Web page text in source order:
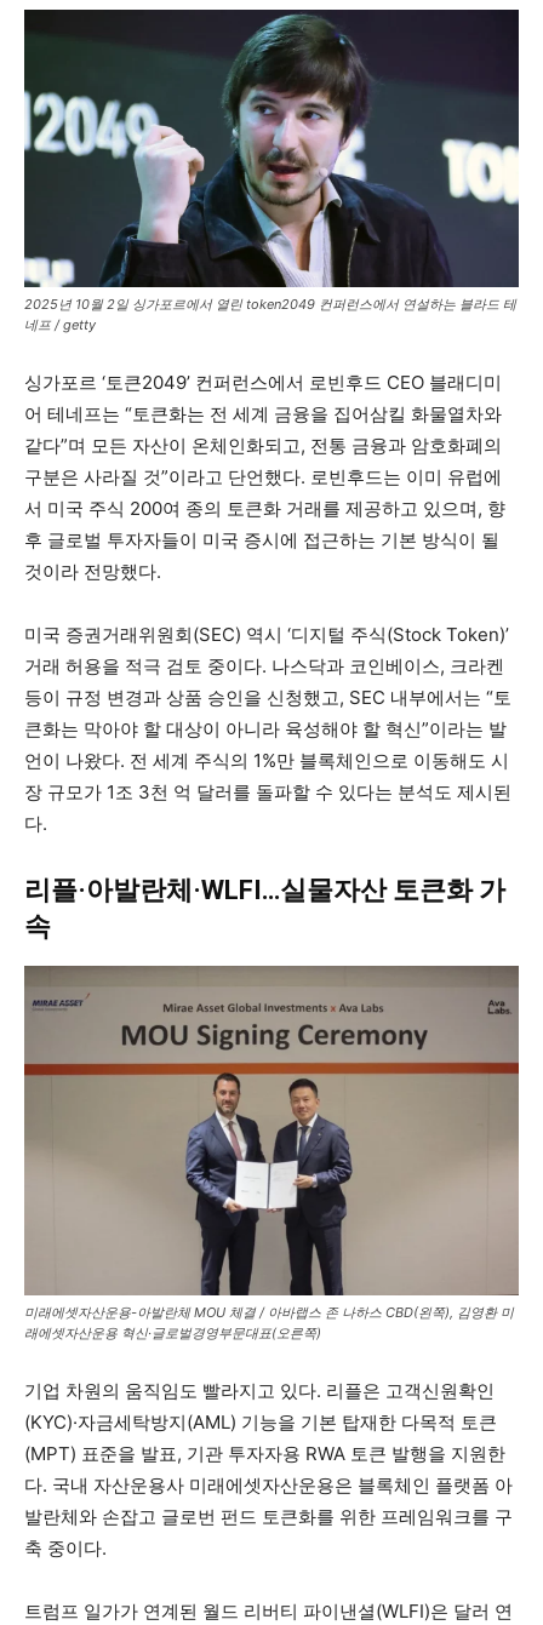
2025년 10월 2일 싱가포르에서 열린 token2049 컨퍼런스에서 연설하는 블라드 테
네프 / getty
싱가포르 ‘토큰2049’ 컨퍼런스에서 로빈후드 CEO 블래디미
어 테네프는 “토큰화는 전 세계 금융을 집어삼킬 화물열차와
같다”며 모든 자산이 온체인화되고, 전통 금융과 암호화폐의
구분은 사라질 것”이라고 단언했다. 로빈후드는 이미 유럽에
서 미국 주식 200여 종의 토큰화 거래를 제공하고 있으며, 향
후 글로벌 투자자들이 미국 증시에 접근하는 기본 방식이 될
것이라 전망했다.
미국 증권거래위원회(SEC) 역시 ‘디지털 주식(Stock Token)’
거래 허용을 적극 검토 중이다. 나스닥과 코인베이스, 크라켄
등이 규정 변경과 상품 승인을 신청했고, SEC 내부에서는 “토
큰화는 막아야 할 대상이 아니라 육성해야 할 혁신”이라는 발
언이 나왔다. 전 세계 주식의 1%만 블록체인으로 이동해도 시
장 규모가 1조 3천 억 달러를 돌파할 수 있다는 분석도 제시된
다.
리플·아발란체·WLFI…실물자산 토큰화 가
속
미래에셋자산운용-아발란체 MOU 체결 / 아바랩스 존 나하스 CBD(왼쪽), 김영환 미
래에셋자산운용 혁신·글로벌경영부문대표(오른쪽)
기업 차원의 움직임도 빨라지고 있다. 리플은 고객신원확인
(KYC)·자금세탁방지(AML) 기능을 기본 탑재한 다목적 토큰
(MPT) 표준을 발표, 기관 투자자용 RWA 토큰 발행을 지원한
다. 국내 자산운용사 미래에셋자산운용은 블록체인 플랫폼 아
발란체와 손잡고 글로번 펀드 토큰화를 위한 프레임워크를 구
축 중이다.
트럼프 일가가 연계된 월드 리버티 파이낸셜(WLFI)은 달러 연